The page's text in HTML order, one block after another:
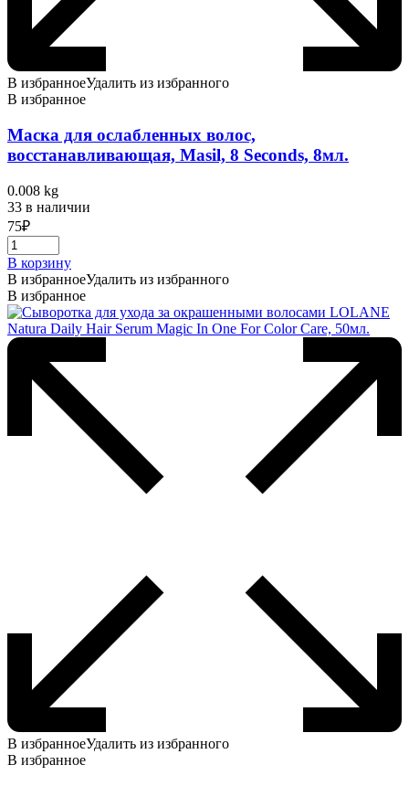
В избранноеУдалить из избранного
В избранное
Маска для ослабленных волос,
восстанавливающая, Masil, 8 Seconds, 8мл.
0.008 kg
33 в наличии
75₽
В корзину
В избранноеУдалить из избранного
В избранное
В избранноеУдалить из избранного
В избранное